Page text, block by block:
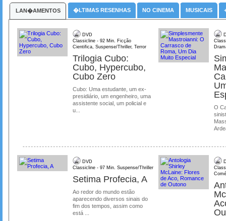
LAN�AMENTOS �LTIMAS RESENHAS NO CINEMA MUSICAIS
DVD
Classicline - 92 Min. Ficção
Cientifica, Suspense/Thriller, Terror
Trilogia Cubo:
Cubo, Hypercubo,
Cubo Zero
Cubo: Uma estudante, um ex-
presidiário, um engenheiro, uma
assistente social, um policial e
u...
O
DVD
Classicline - 97 Min. Suspense/Thriller
Setima Profecia, A
Ao redor do mundo estão
aparecendo diversos sinais do
fim dos tempos, assim como
está ...